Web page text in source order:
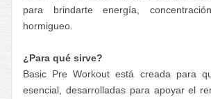
para brindarte energía,
hormigueo.
¿Para qué sirve?
Basic Pre Workout está creada para
esencial, desarrolladas para apoyar el